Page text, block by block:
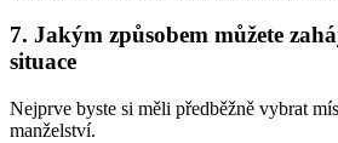
7. Jakým způsobem můžete
situace
Nejprve byste si měli předběžně vybrat
manželství.